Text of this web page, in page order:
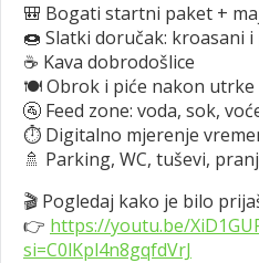
🎒 Bogati startni paket +
🍩 Slatki doručak: kroasani i
☕ Kava dobrodošlice
🍽️ Obrok i piće nakon utrke
🚰 Feed zone: voda, sok,
⏱️ Digitalno mjerenje
🚿 Parking, WC, tuševi,
🎬 Pogledaj kako je bilo
👉 https://youtu.be/
si=C0lKpl4n8gqfdVrJ